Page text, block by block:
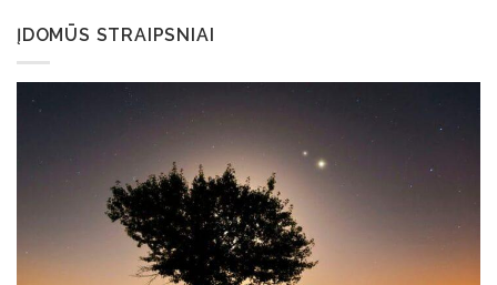
ĮDOMŪS STRAIPSNIAI